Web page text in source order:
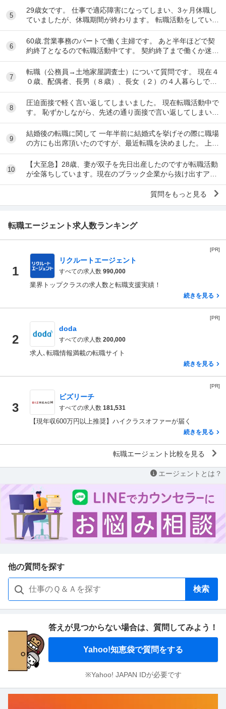
5
29歳女です。 仕事で適応障害になってしまい、3ヶ月休職し
ていましたが、休職期間が終わります。 転職活動をしていま
したが決まらなかったので、一応、復帰さ...
6
60歳.営業事務のパートで働く主婦です。 あと半年ほどで契
約終了となるので転職活動中てす。 契約終了まで働くか迷い
ましたが、転職するなら早いほうが良いだろ...
7
転職（公務員→土地家屋調査士）について質問です。 現在４
０歳、配偶者、長男（８歳）、長女（２）の４人暮らしで
す。 地方公務員として勤めているなか、昨年度...
8
圧迫面接で軽く言い返してしまいました。 現在転職活動中で
す。 恥ずかしながら、先述の通り面接で言い返してしまい、
今後どのように対応すべきかご教示いただきた...
9
結婚後の転職に関して 一年半前に結婚式を挙げその際に職場
の方にも出席頂いたのですが、最近転職を決めました。 上司
に退職の旨を伝えると面談の場でみんなお前...
10
【大至急】28歳、妻が双子を先日出産したのですが転職活動
が全落ちしています。現在のブラック企業から抜け出すアド
バイスをください。 28歳男性です。現在、転...
質問をもっと見る
転職エージェント求人数ランキング
[PR]
1
リクルートエージェント
すべての求人数 990,000
業界トップクラスの求人数と転職支援実績！
続きを見る
[PR]
2
doda
すべての求人数 200,000
求人､転職情報満載の転職サイト
続きを見る
[PR]
3
ビズリーチ
すべての求人数 181,531
【現年収600万円以上推奨】ハイクラスオファーが届く
続きを見る
転職エージェント比較を見る
エージェントとは？
他の質問を探す
検索
答えが見つからない場合は、 質問してみよう！
Yahoo!知恵袋で質問をする
※Yahoo! JAPAN IDが必要です